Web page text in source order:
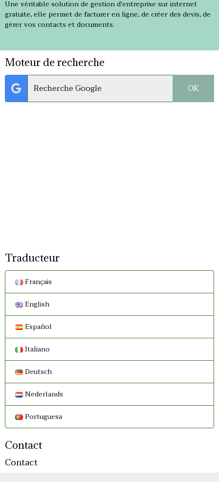
Une véritable solution de gestion d'entreprise sur internet
gratuite, elle permet de facturer en ligne, de créer des devis, de
gérer vos contacts et documents.
Moteur de recherche
OK
Traducteur
Français
English
Español
Italiano
Deutsch
Nederlands
Portuguesa
Contact
Contact